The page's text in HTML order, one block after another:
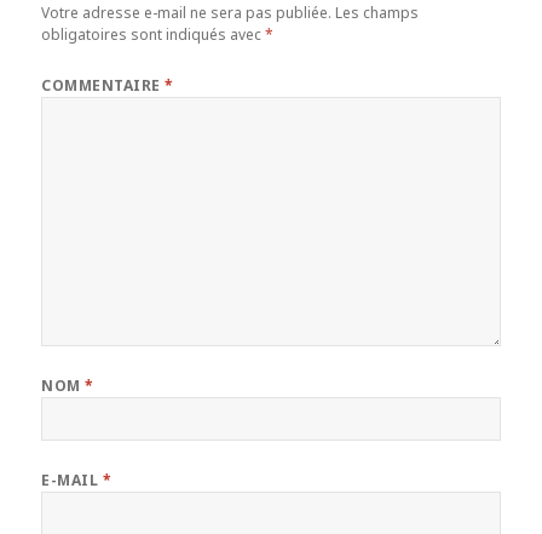
Votre adresse e-mail ne sera pas publiée. Les champs
obligatoires sont indiqués avec*
COMMENTAIRE*
NOM*
E-MAIL *